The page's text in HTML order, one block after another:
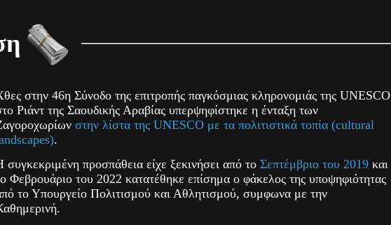
στην 46η Σύνοδο της επιτροπής παγκόσμιας κληρονομιάς της UNESCO
Ριάντ της Σαουδικής Αραβίας υπερψηφίστηκε η ένταξη των
στην λίστα της UNESCO με τα πολιτιστικά τοπία (cultural
.
συγκεκριμένη προσπάθεια είχε ξεκινήσει από τοΣεπτέμβριο του 2019 και
Φεβρουάριο του 2022 κατατέθηκε επίσημα ο φάκελος της υποψηφιότητας
το Υπουργείο Πολιτισμού και Αθλητισμού, συμφωνα με την